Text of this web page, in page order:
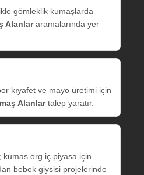
gömleklik kumaşlarda
Alanlararamalarında yer
kıyafet ve mayo üretimi için
Alanlartalep yaratır.
kumas.org iç piyasa için
bebek giysisi projelerinde